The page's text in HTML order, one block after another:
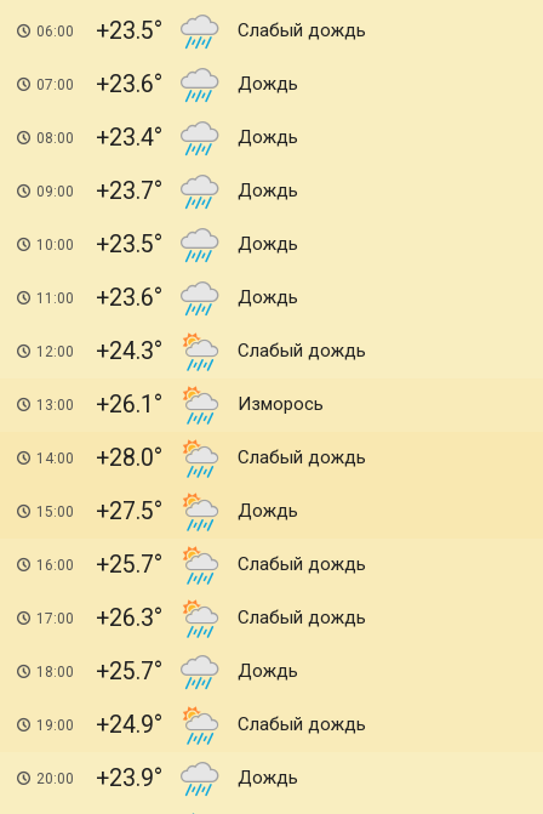
06:00 +23.5 Слабый дождь
07:00 +23.6 Дождь
08:00 +23.4 Дождь
09:00 +23.7 Дождь
10:00 +23.5 Дождь
11:00 +23.6 Дождь
12:00 +24.3 Слабый дождь
13:00 +26.1 Изморось
14:00 +28.0 Слабый дождь
15:00 +27.5 Дождь
16:00 +25.7 Слабый дождь
17:00 +26.3 Слабый дождь
18:00 +25.7 Дождь
19:00 +24.9 Слабый дождь
20:00 +23.9 Дождь